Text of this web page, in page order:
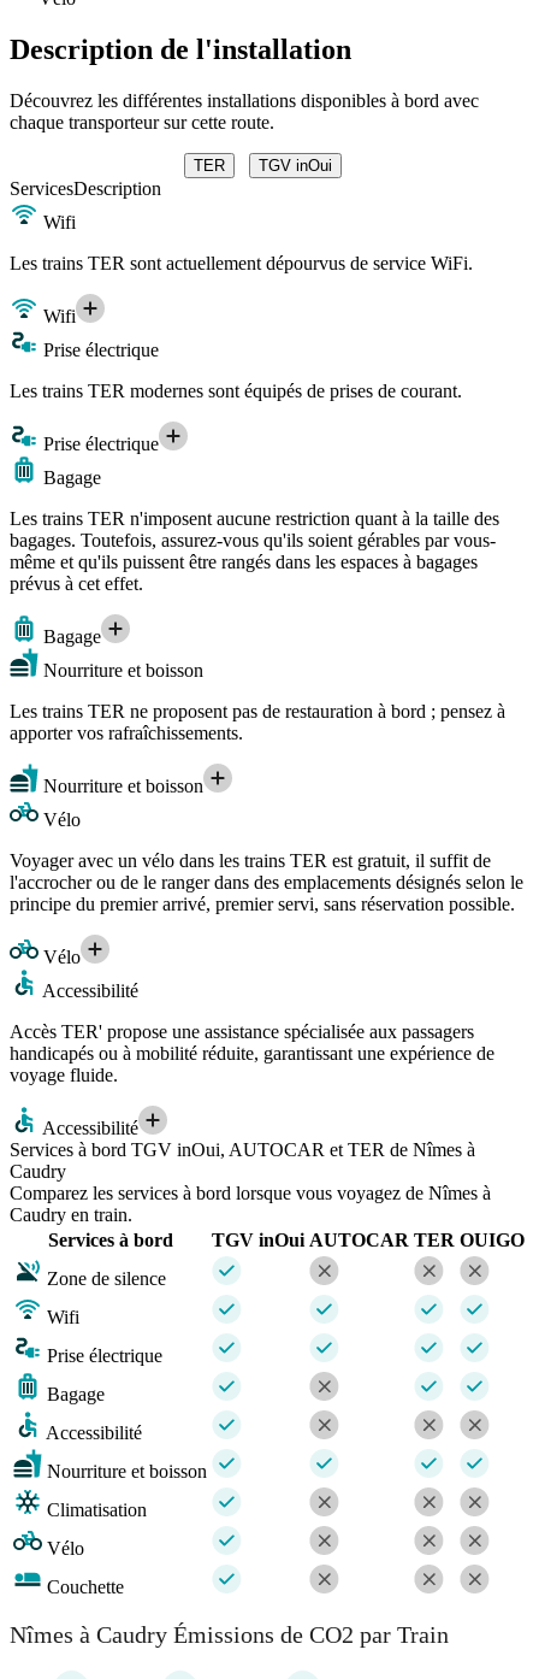
Description de l'installation
Découvrez les différentes installations disponibles à bord avec
chaque transporteur sur cette route.
TER TGV inOui
ServicesDescription
Wifi
Les trains TER sont actuellement dépourvus de service WiFi.
Wifi
Prise électrique
Les trains TER modernes sont équipés de prises de courant.
Prise électrique
Bagage
Les trains TER n'imposent aucune restriction quant à la taille des
bagages. Toutefois, assurez-vous qu'ils soient gérables par vous-
même et qu'ils puissent être rangés dans les espaces à bagages
prévus à cet effet.
Bagage
Nourriture et boisson
Les trains TER ne proposent pas de restauration à bord ; pensez à
apporter vos rafraîchissements.
Nourriture et boisson
Vélo
Voyager avec un vélo dans les trains TER est gratuit, il suffit de
l'accrocher ou de le ranger dans des emplacements désignés selon le
principe du premier arrivé, premier servi, sans réservation possible.
Vélo
Accessibilité
Accès TER' propose une assistance spécialisée aux passagers
handicapés ou à mobilité réduite, garantissant une expérience de
voyage fluide.
Accessibilité
Services à bord TGV inOui, AUTOCAR et TER de Nîmes à
Caudry
Comparez les services à bord lorsque vous voyagez de Nîmes à
Caudry en train.
Services à bord
TGV inOui AUTOCAR TER OUIGO
Zone de silence
Wifi
Prise électrique
Bagage
Accessibilité
Nourriture et boisson
Climatisation
Vélo
Couchette
Nîmes à Caudry Émissions de CO2 par Train